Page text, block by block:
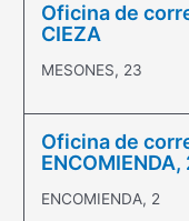
Oficina de
CIEZA
MESONES, 23
Oficina de
ENCOMIENDA, 2